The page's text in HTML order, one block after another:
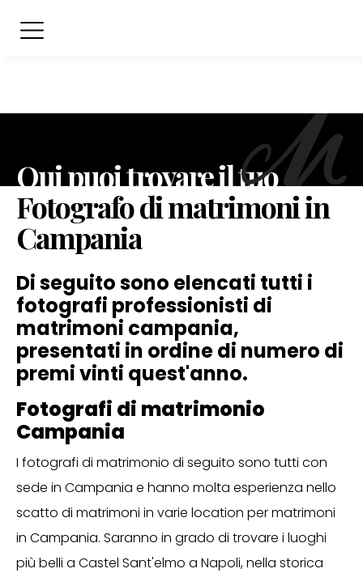
Qui puoi trovare il tuo
Fotografo di matrimoni in
Campania
Di seguito sono elencati tutti i
fotografi professionisti di
matrimoni campania,
presentati in ordine di numero di
premi vinti quest'anno.
Fotografi di matrimonio
Campania
I fotografi di matrimonio di seguito sono tutti con
sede in Campania e hanno molta esperienza nello
scatto di matrimoni in varie location per matrimoni
in Campania. Saranno in grado di trovare i luoghi
più belli a Castel Sant'elmo a Napoli, nella storica